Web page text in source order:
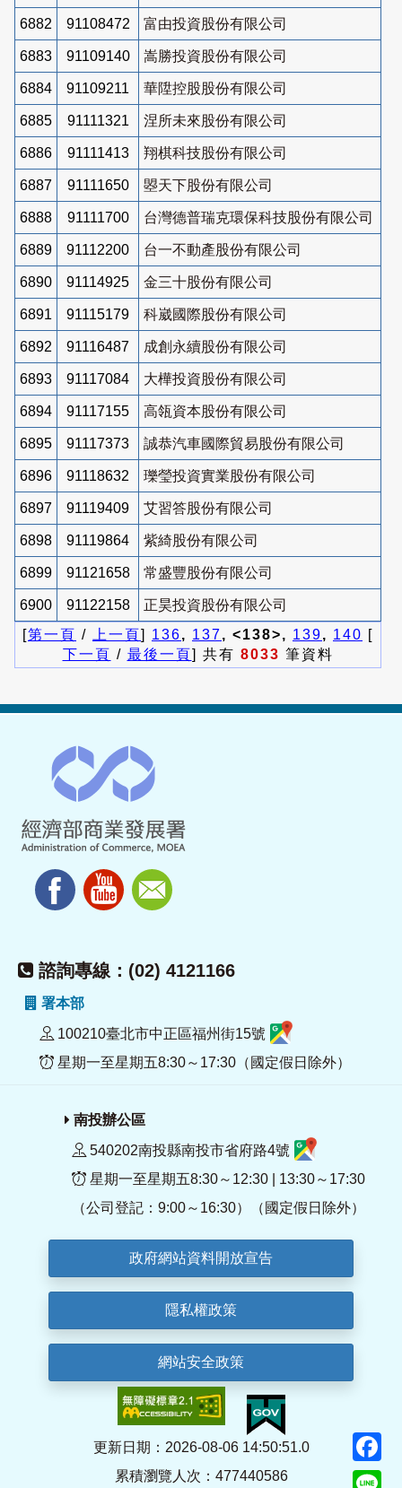
6882 91108472 富由投資股份有限公司
6883 91109140 嵩勝投資股份有限公司
6884 91109211 華陞控股股份有限公司
6885 91111321 涅所未來股份有限公司
6886 91111413 翔棋科技股份有限公司
6887 91111650 曌天下股份有限公司
6888 91111700 台灣德普瑞克環保科技股份有限公司
6889 91112200 台一不動產股份有限公司
6890 91114925 金三十股份有限公司
6891 91115179 科崴國際股份有限公司
6892 91116487 成創永續股份有限公司
6893 91117084 大樺投資股份有限公司
6894 91117155 高瓴資本股份有限公司
6895 91117373 誠恭汽車國際貿易股份有限公司
6896 91118632 瓅瑩投資實業股份有限公司
6897 91119409 艾習答股份有限公司
6898 91119864 紫綺股份有限公司
6899 91121658 常盛豐股份有限公司
6900 91122158
正昊投資股份有限公司
[第一頁 / 上一頁] 136, 137, <138>, 139, 140 [
下一頁 / 最後一頁] 共有 8033 筆資料
諮詢專線：(02) 4121166
署本部
100210臺北市中正區福州街15號
星期一至星期五8:30～17:30（國定假日除外）
南投辦公區
540202南投縣南投市省府路4號
星期一至星期五8:30～12:30 | 13:30～17:30
（公司登記：9:00～16:30）（國定假日除外）
政府網站資料開放宣告
隱私權政策
網站安全政策
更新日期：2026-08-06 14:50:51.0
累積瀏覽人次：477440586